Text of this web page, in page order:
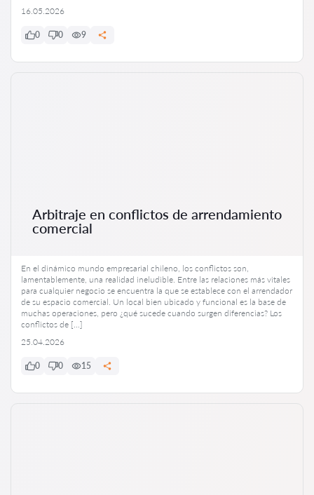
16.05.2026
0 0 9
Arbitraje en conflictos de arrendamiento
comercial
En el dinámico mundo empresarial chileno, los conflictos son,
lamentablemente, una realidad ineludible. Entre las relaciones más vitales
para cualquier negocio se encuentra la que se establece con el arrendador
de su espacio comercial. Un local bien ubicado y funcional es la base de
muchas operaciones, pero ¿qué sucede cuando surgen diferencias? Los
conflictos de […]
25.04.2026
0 0 15